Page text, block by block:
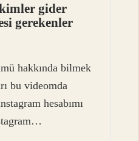
gider
gerekenler
hakkında bilmek
bu videomda
hesabımı